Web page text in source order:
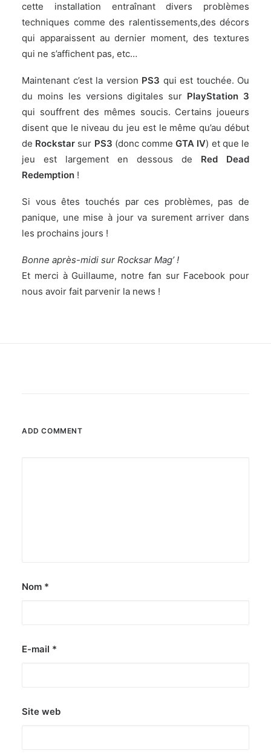
cette installation entraînant divers problèmes
techniques comme des ralentissements,des décors
qui apparaissent au dernier moment, des textures
qui ne s’affichent pas, etc…
Maintenant c’est la version PS3 qui est touchée. Ou
du moins les versions digitales sur PlayStation 3
qui souffrent des mêmes soucis. Certains joueurs
disent que le niveau du jeu est le même qu’au début
de Rockstar sur PS3 (donc commeGTA IV) et que le
jeu est largement en dessous de Red Dead
Redemption !
Si vous êtes touchés par ces problèmes, pas de
panique, une mise à jour va surement arriver dans
les prochains jours !
Bonne après-midi sur Rocksar Mag’ !
Et merci à Guillaume, notre fan sur Facebook pour
nous avoir fait parvenir la news !
ADD COMMENT
Nom *
E-mail *
Site web